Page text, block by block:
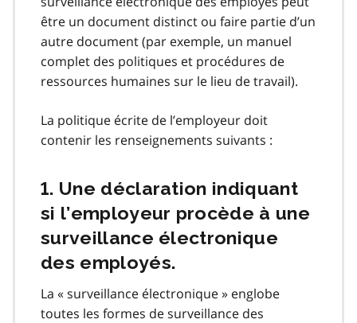
être un document distinct ou faire partie d’un
autre document (par exemple, un manuel
complet des politiques et procédures de
ressources humaines sur le lieu de travail).
La politique écrite de l’employeur doit
contenir les renseignements suivants :
1. Une déclaration indiquant
si l’employeur procède à une
surveillance électronique
des employés.
La « surveillance électronique » englobe
toutes les formes de surveillance des